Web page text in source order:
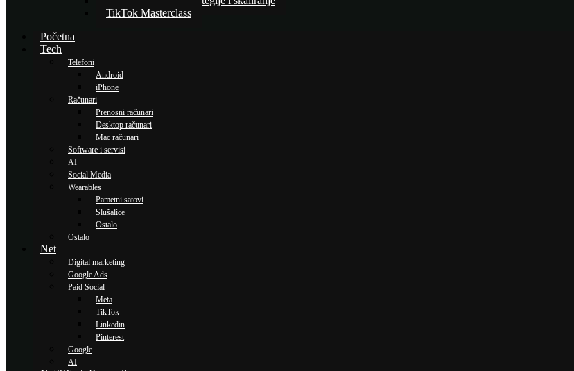
TikTok Masterclass
Početna
Tech
Telefoni
Android
iPhone
Računari
Prenosni računari
Desktop računari
Mac računari
Software i servisi
AI
Social Media
Wearables
Pametni satovi
Slušalice
Ostalo
Ostalo
Net
Digital marketing
Google Ads
Paid Social
Meta
TikTok
Linkedin
Pinterest
Google
AI